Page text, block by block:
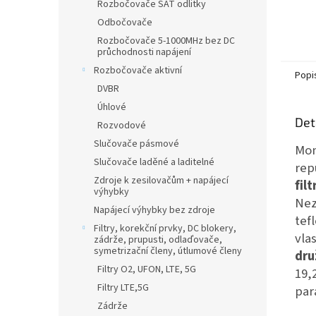
Rozbočovače SAT odlitky
Odbočovače
Rozbočovače 5-1000MHz bez DC
průchodnosti napájení
Rozbočovače aktivní
DVBR
Úhlové
Rozvodové
Slučovače pásmové
Slučovače laděné a laditelné
Zdroje k zesilovačům + napájecí
výhybky
Napájecí výhybky bez zdroje
Filtry, korekční prvky, DC blokery,
zádrže, prupusti, odlaďovače,
symetrizační členy, útlumové členy
Filtry O2, UFON, LTE, 5G
Filtry LTE,5G
Zádrže